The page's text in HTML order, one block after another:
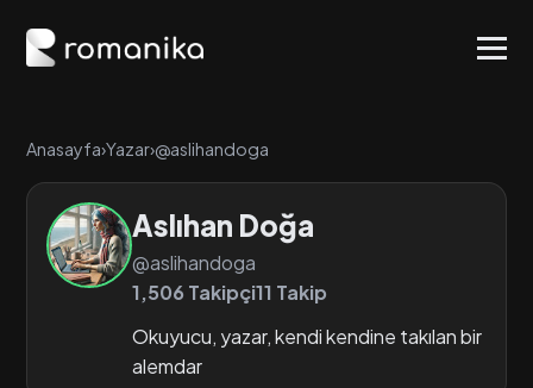
Anasayfa›Yazar›@aslihandoga
Aslıhan Doğa
@aslihandoga
1,506 Takipçi11 Takip
Okuyucu, yazar, kendi kendine takılan bir
alemdar